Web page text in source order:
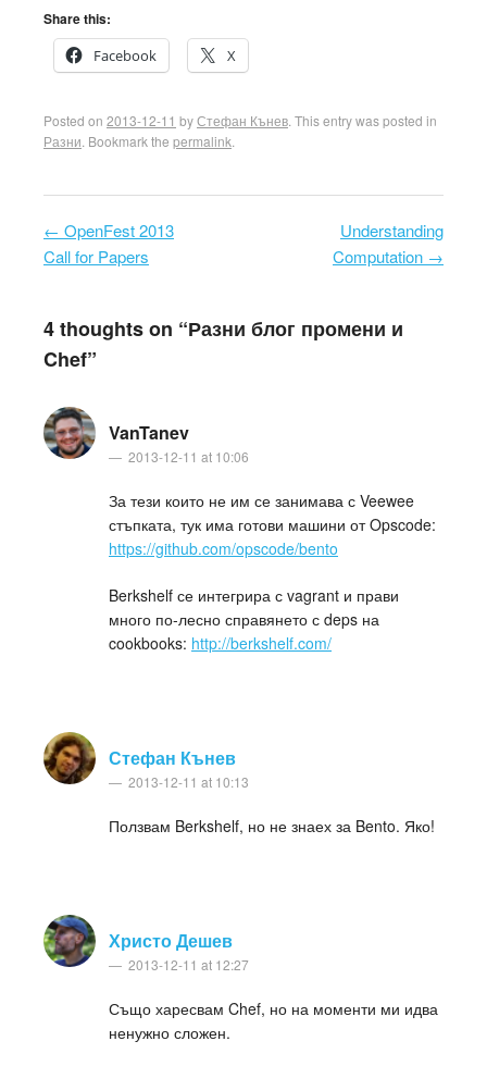
Share this:
Facebook
X
Posted on 2013-12-11 byСтефан Кънев . This entry was posted in
Разни . Bookmark the permalink
Post navigation
← OpenFest 2013
Call for Papers
Understanding
Computation →
4 thoughts on “Разни блог промени и
Chef”
VanTanev
2013-12-11 at 10:06
За тези които не им се занимава с Veewee
стъпката, тук има готови машини от Opscode:
https://github.com/opscode/bento
Berkshelf се интегрира с vagrant и прави
много по-лесно справянето с deps на
cookbooks: http://berkshelf.com/
Стефан Кънев
2013-12-11 at 10:13
Ползвам Berkshelf, но не знаех за Bento. Яко!
Христо Дешев
2013-12-11 at 12:27
Също харесвам Chef, но на моменти ми идва
ненужно сложен.